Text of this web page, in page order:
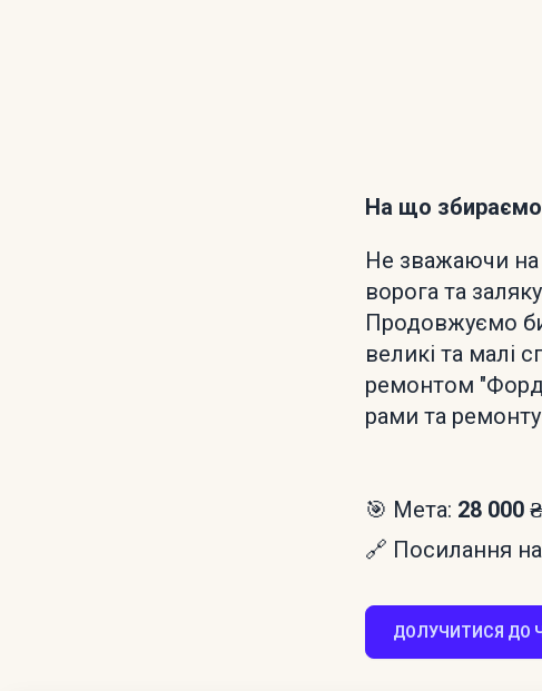
На що
Не зважаючи на
ворога та
Продовжуємо
великі та малі
ремонтом
рами та
🎯 Мета: 28 000 ₴
🔗 Посилання на
ДОЛУЧИТИСЯ ДО